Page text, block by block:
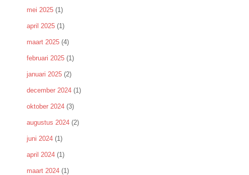
mei 2025 (1)
april 2025 (1)
maart 2025 (4)
februari 2025 (1)
januari 2025 (2)
december 2024 (1)
oktober 2024 (3)
augustus 2024 (2)
juni 2024 (1)
april 2024 (1)
maart 2024 (1)